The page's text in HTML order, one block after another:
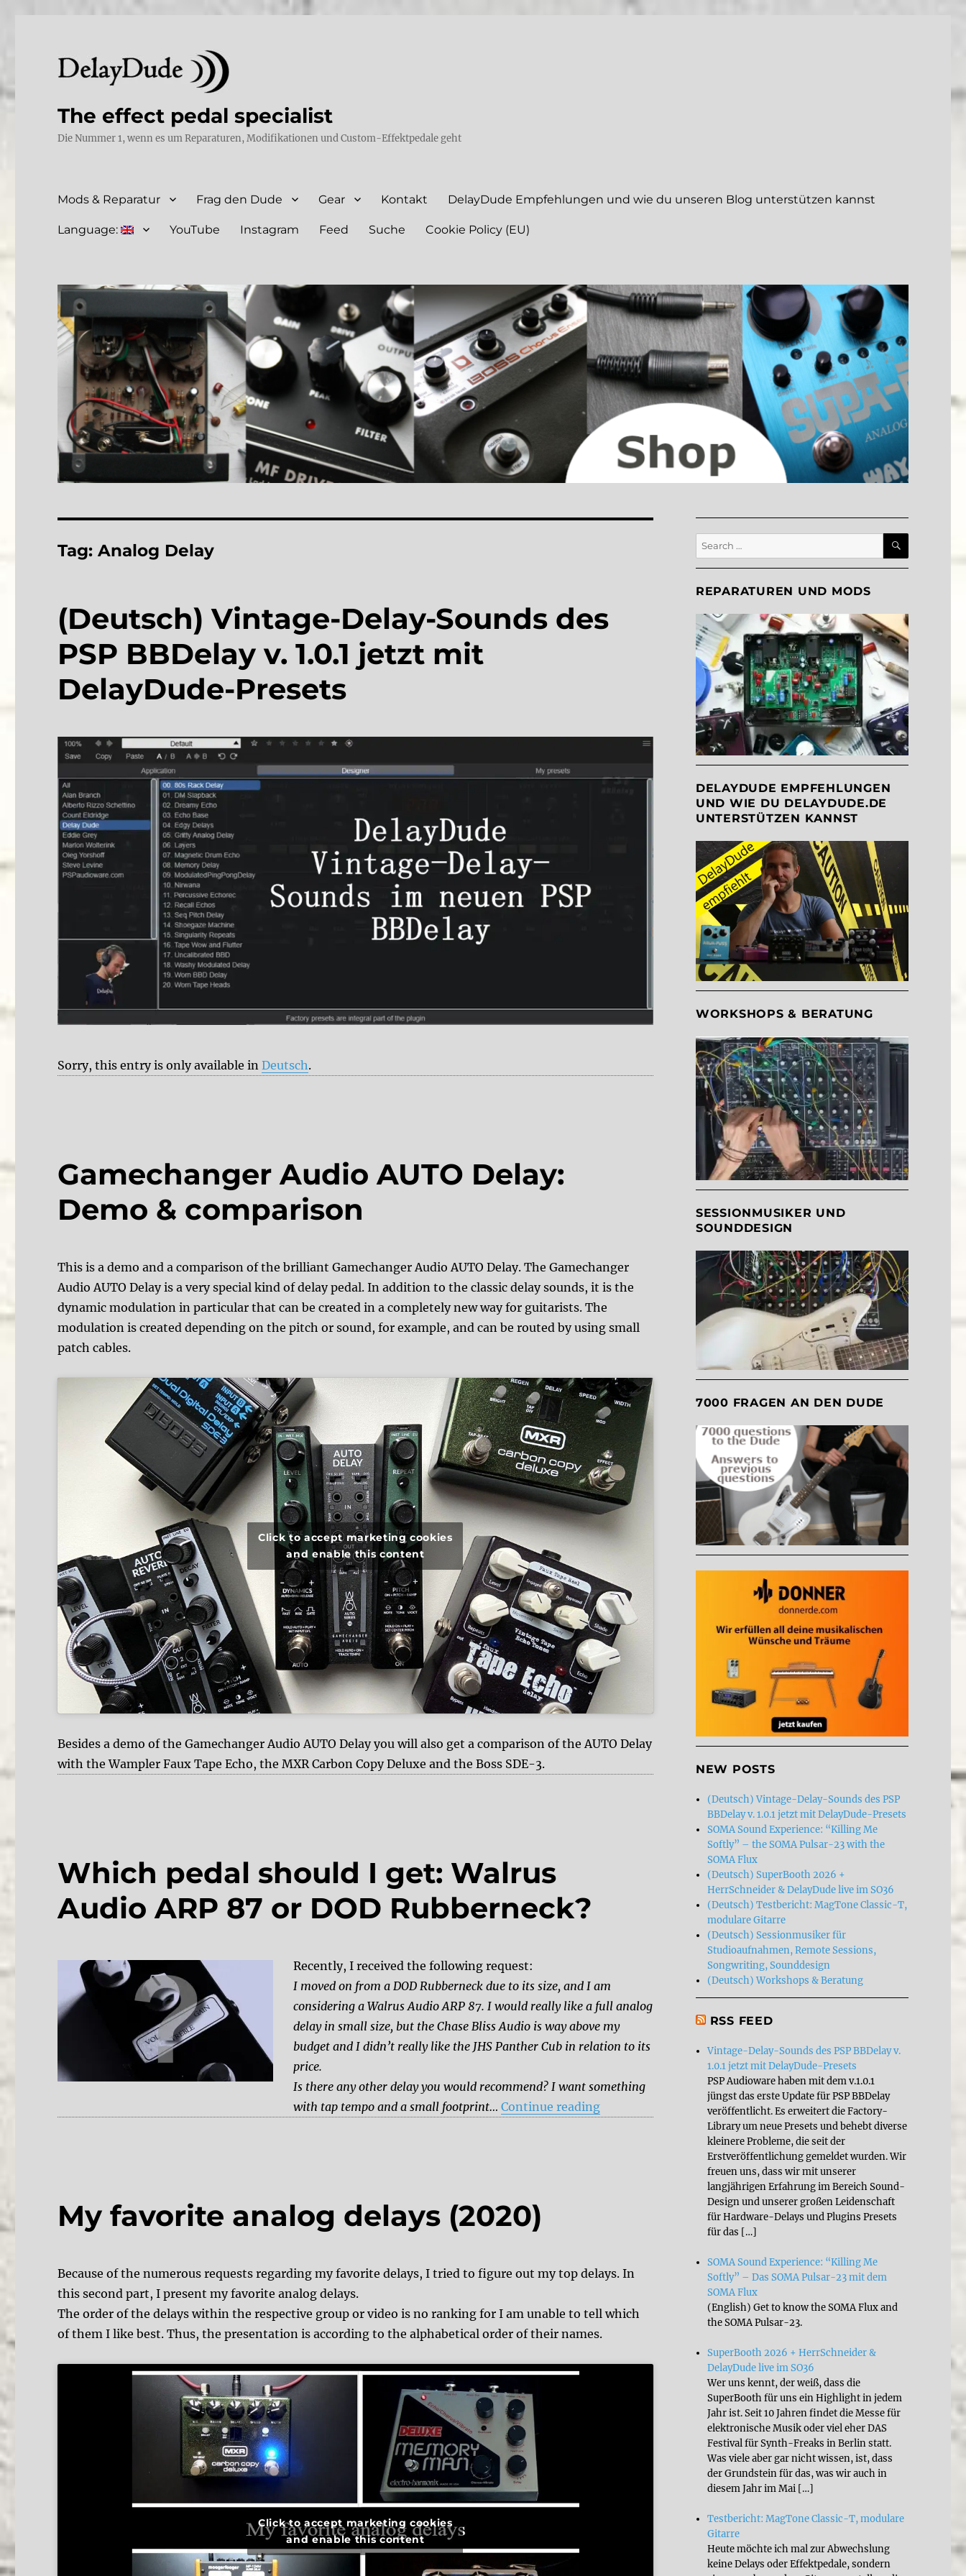
The effect pedal specialist
Die Nummer 1, wenn es um Reparaturen, Modifikationen und Custom-Effektpedale geht
Mods & Reparatur Frag den Dude Gear Kontakt DelayDude Empfehlungen und wie du unseren Blog unterstützen kannst
Language: YouTube Instagram Feed Suche Cookie Policy (EU)
Tag:Analog Delay
(Deutsch) Vintage-Delay-Sounds des
PSP BBDelay v. 1.0.1 jetzt mit
DelayDude-Presets
Sorry, this entry is only available inDeutsch.
Gamechanger Audio AUTO Delay:
Demo & comparison
This is a demo and a comparison of the brilliant Gamechanger Audio AUTO Delay. The Gamechanger
Audio AUTO Delay is a very special kind of delay pedal. In addition to the classic delay sounds, it is the
dynamic modulation in particular that can be created in a completely new way for guitarists. The
modulation is created depending on the pitch or sound, for example, and can be routed by using small
patch cables.
Click to accept marketing cookies
and enable this content
Besides a demo of the Gamechanger Audio AUTO Delay you will also get a comparison of the AUTO Delay
with the Wampler Faux Tape Echo, the MXR Carbon Copy Deluxe and the Boss SDE-3.
Which pedal should I get: Walrus
Audio ARP 87 or DOD Rubberneck?
Recently, I received the following request:
I moved on from a DOD Rubberneck due to its size, and I am
considering a Walrus Audio ARP 87. I would really like a full analog
delay in small size, but the Chase Bliss Audio is way above my
budget and I didn’t really like the JHS Panther Cub in relation to its
price.
Is there any other delay you would recommend? I want something
with tap tempo and a small footprint… Continue reading“Which pedal should I get: Walrus Audio ARP 87 or DOD
My favorite analog delays (2020)
Because of the numerous requests regarding my favorite delays, I tried to figure out my top delays. In
this second part, I present my favorite analog delays.
The order of the delays within the respective group or video is no ranking for I am unable to tell which
of them I like best. Thus, the presentation is according to the alphabetical order of their names.
Click to accept marketing cookies
and enable this content
Search
for:
SEARCH
REPARATUREN UND MODS
DELAYDUDE EMPFEHLUNGEN
UND WIE DU DELAYDUDE.DE
UNTERSTÜTZEN KANNST
WORKSHOPS & BERATUNG
SESSIONMUSIKER UND
SOUNDDESIGN
7000 FRAGEN AN DEN DUDE
NEW POSTS
(Deutsch) Vintage-Delay-Sounds des PSP
BBDelay v. 1.0.1 jetzt mit DelayDude-Presets
SOMA Sound Experience: “Killing Me
Softly” – the SOMA Pulsar-23 with the
SOMA Flux
(Deutsch) SuperBooth 2026 +
HerrSchneider & DelayDude live im SO36
(Deutsch) Testbericht: MagTone Classic-T,
modulare Gitarre
(Deutsch) Sessionmusiker für
Studioaufnahmen, Remote Sessions,
Songwriting, Sounddesign
(Deutsch) Workshops & Beratung
RSS FEED
Vintage-Delay-Sounds des PSP BBDelay v.
1.0.1 jetzt mit DelayDude-Presets
PSP Audioware haben mit dem v.1.0.1
jüngst das erste Update für PSP BBDelay
veröffentlicht. Es erweitert die Factory-
Library um neue Presets und behebt diverse
kleinere Probleme, die seit der
Erstveröffentlichung gemeldet wurden. Wir
freuen uns, dass wir mit unserer
langjährigen Erfahrung im Bereich Sound-
Design und unserer großen Leidenschaft
für Hardware-Delays und Plugins Presets
für das […]
SOMA Sound Experience: “Killing Me
Softly” – Das SOMA Pulsar-23 mit dem
SOMA Flux
(English) Get to know the SOMA Flux and
the SOMA Pulsar-23.
SuperBooth 2026 + HerrSchneider &
DelayDude live im SO36
Wer uns kennt, der weiß, dass die
SuperBooth für uns ein Highlight in jedem
Jahr ist. Seit 10 Jahren findet die Messe für
elektronische Musik oder viel eher DAS
Festival für Synth-Freaks in Berlin statt.
Was viele aber gar nicht wissen, ist, dass
der Grundstein für das, was wir auch in
diesem Jahr im Mai […]
Testbericht: MagTone Classic-T, modulare
Gitarre
Heute möchte ich mal zur Abwechslung
keine Delays oder Effektpedale, sondern